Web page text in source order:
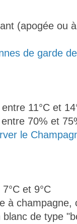
(apogée ou
de garde
11°C et
70% et
le
et 9°C
à champagne,
de type